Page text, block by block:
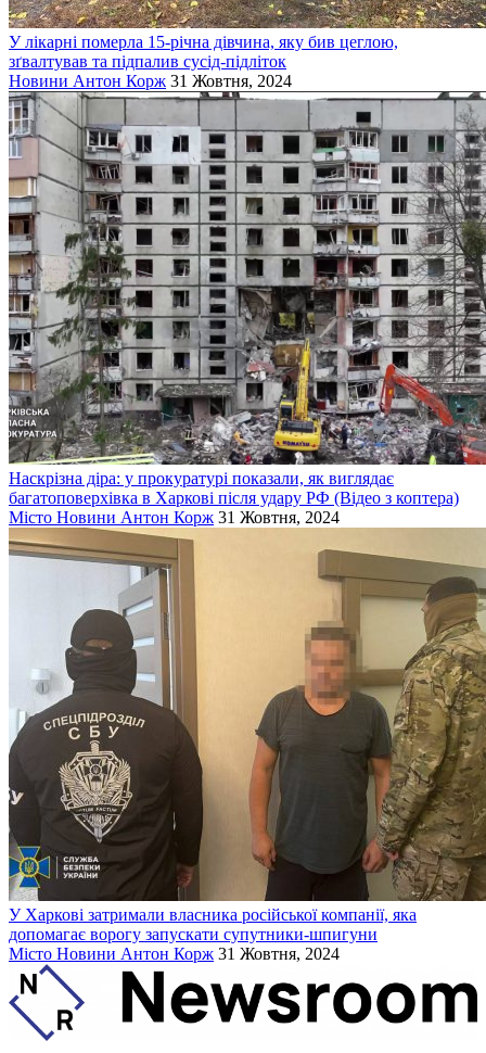
У лікарні померла 15-річна дівчина, яку бив цеглою,
зґвалтував та підпалив сусід-підліток
Новини Антон Корж 31 Жовтня, 2024
Наскрізна діра: у прокуратурі показали, як виглядає
багатоповерхівка в Харкові після удару РФ (Відео з коптера)
Місто Новини Антон Корж 31 Жовтня, 2024
У Харкові затримали власника російської компанії, яка
допомагає ворогу запускати супутники-шпигуни
Місто Новини Антон Корж 31 Жовтня, 2024